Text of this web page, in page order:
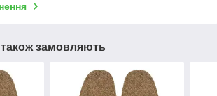
замовляють